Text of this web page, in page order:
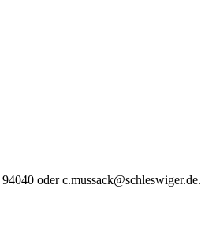
oder c.mussack@schleswiger.de.